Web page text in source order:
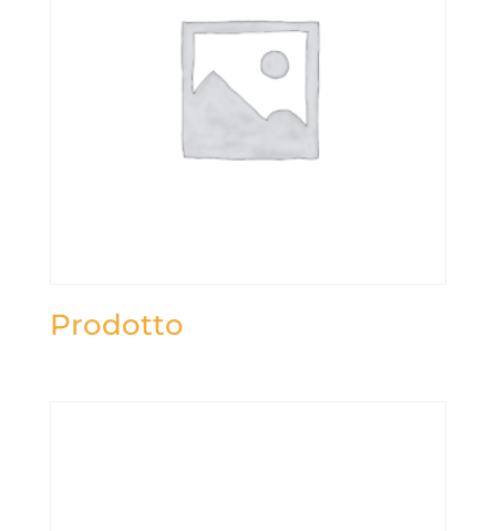
Prodotto